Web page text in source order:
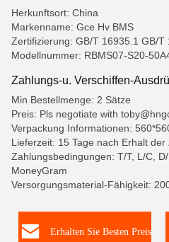
Herkunftsort: China
Markenname: Gce Hv BMS
Zertifizierung: GB/T 16935.1 GB/T
Modellnummer: RBMS07-S20-
Zahlungs-u. Verschiffen-
Min Bestellmenge: 2 Sätze
Preis: Pls negotiate with
Verpackung Informationen:
Lieferzeit: 15 Tage nach Erhalt der
Zahlungsbedingungen: T/T, L/C,
MoneyGram
Versorgungsmaterial-Fähigkeit:
Erhalten Sie Besten Preis